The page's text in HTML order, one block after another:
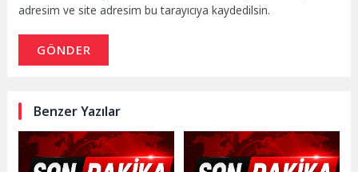
adresim ve site adresim bu tarayıcıya kaydedilsin.
GÖNDER
Benzer Yazılar